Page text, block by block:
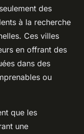
des
à la recherche
Ces villes
en offrant des
dans des
ou
que les
une